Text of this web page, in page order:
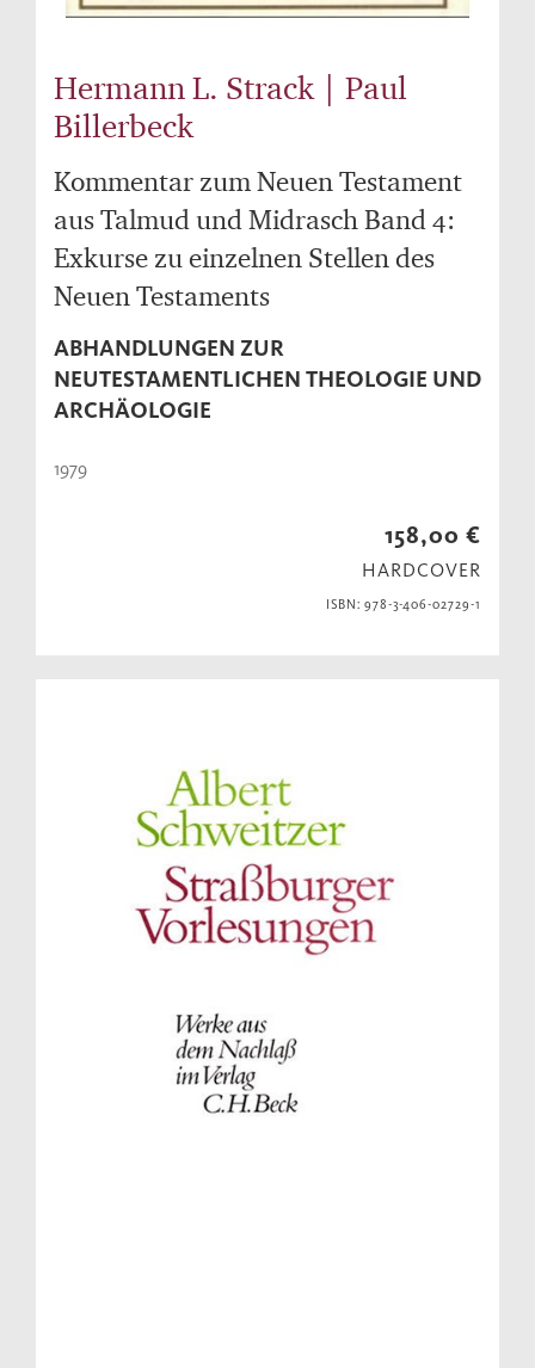
Hermann L. Strack | Paul
Billerbeck
Kommentar zum Neuen Testament
aus Talmud und Midrasch Band 4:
Exkurse zu einzelnen Stellen des
Neuen Testaments
ABHANDLUNGEN ZUR
NEUTESTAMENTLICHEN THEOLOGIE UND
ARCHÄOLOGIE
1979
158,00 €
HARDCOVER
ISBN: 978-3-406-02729-1